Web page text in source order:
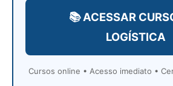
📚 ACESSAR
LOGÍSTICA
Cursos online • Acesso imediato •